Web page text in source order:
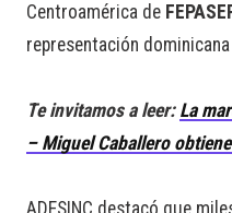
Centroamérica de
representación
Te invitamos a leer: La
– Miguel Caballero